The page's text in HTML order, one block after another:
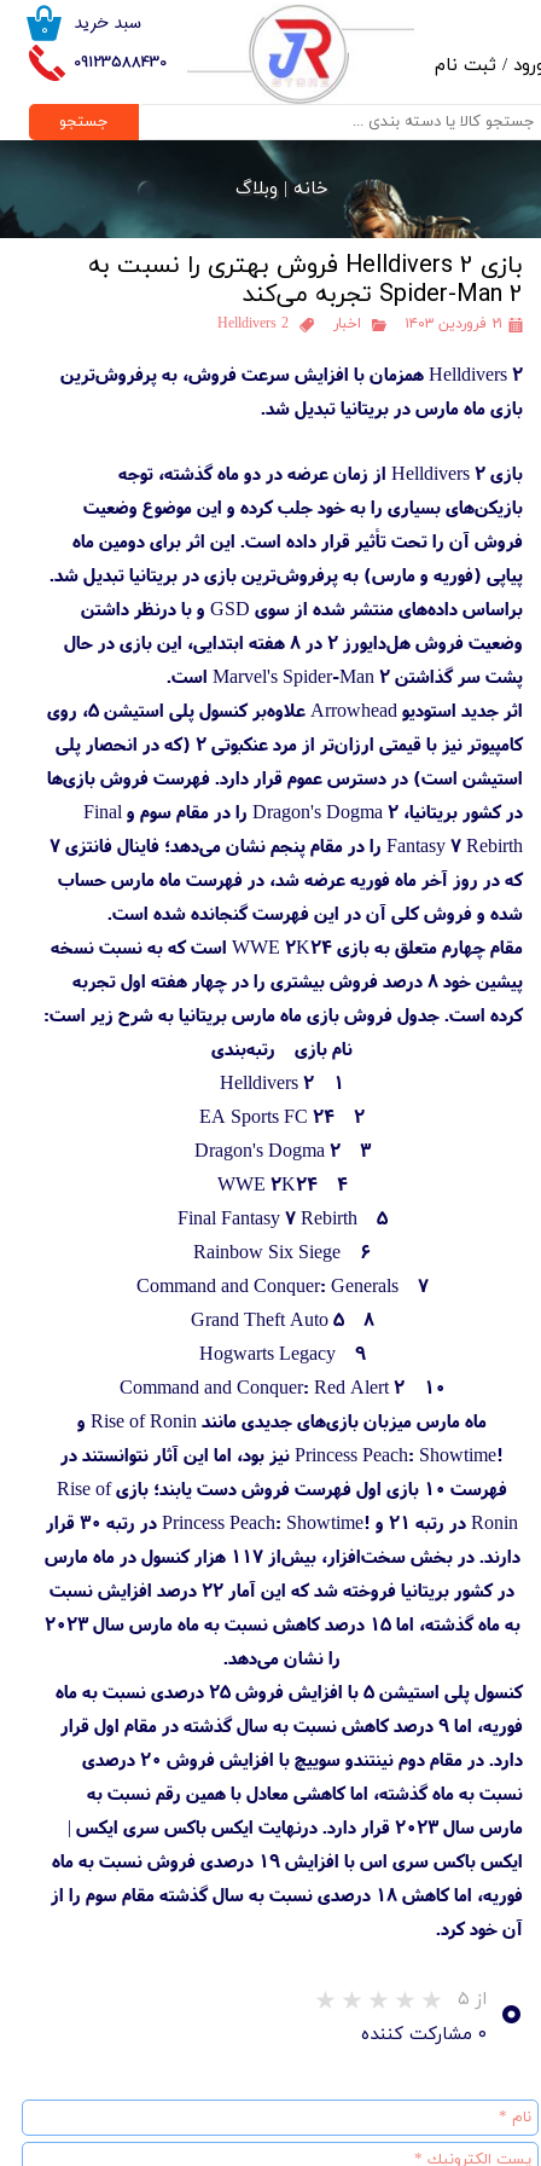
09123588430
۰ سبد خرید
/ ثبت نام
حساب کاربری من
تغییر گذر واژه
خروج از حساب کاربری
جستجو
خانه |وبلاگ
بازی Helldivers 2 فروش بهتری را نسبت به
Spider-Man 2 تجربه می‌کند
۲۱ فروردین ۱۴۰۳ اخبار Helldivers 2
Helldivers 2 همزمان با افزایش سرعت فروش، به پرفروش‌ترین
بازی ماه مارس در بریتانیا تبدیل شد.
بازی Helldivers 2‌ از زمان عرضه در دو ماه گذشته، توجه
بازیکن‌های بسیاری را به خود جلب کرده و این موضوع وضعیت
فروش آن را تحت تأثیر قرار داده است. این اثر برای دومین ماه
پیاپی (فوریه و مارس) به پرفروش‌ترین بازی در بریتانیا تبدیل شد.
براساس داده‌های منتشر شده از سوی GSD و با درنظر داشتن
وضعیت فروش هل‌دایورز ۲ در ۸ هفته ابتدایی، این بازی در حال
پشت‌ سر گذاشتن Marvel's Spider-Man 2 است.
اثر جدید استودیو Arrowhead علاوه‌بر کنسول پلی استیشن 5، روی
کامپیوتر نیز با قیمتی ارزان‌تر از مرد عنکبوتی ۲ (که در انحصار پلی
استیشن است) در دسترس عموم قرار دارد. فهرست فروش بازی‌ها
در کشور بریتانیا، Dragon's Dogma 2 را در مقام سوم و Final
Fantasy 7 Rebirth را در مقام پنجم نشان می‌دهد؛ فاینال فانتزی 7
که در روز آخر ماه فوریه عرضه شد، در فهرست ماه مارس حساب
شده و فروش کلی آن در این فهرست گنجانده شده است.
مقام چهارم متعلق به بازی WWE 2K24 است که به نسبت نسخه
پیشین خود ۸ درصد فروش بیشتری را در چهار هفته اول تجربه
کرده است. جدول فروش بازی ماه مارس بریتانیا به شرح زیر است:
نام بازی رتبه‌بندی
Helldivers 2 1
EA Sports FC 24 2
Dragon's Dogma 2 3
WWE 2K24 4
Final Fantasy 7 Rebirth 5
Rainbow Six Siege 6
Command and Conquer: Generals 7
Grand Theft Auto 5 8
Hogwarts Legacy 9
Command and Conquer: Red Alert 2 10
ماه مارس میزبان بازی‌های جدیدی مانند Rise of Ronin و
!Princess Peach: Showtime نیز بود، اما این آثار نتوانستند در
فهرست ۱۰ بازی اول فهرست فروش دست یابند؛ بازی Rise of
Ronin در رتبه ۲۱ و !Princess Peach: Showtime در رتبه ۳۰ قرار
دارند. در بخش سخت‌افزار، بیش‌از ۱۱۷ هزار کنسول در ماه مارس
در کشور بریتانیا فروخته شد که این آمار ۲۲ درصد افزایش نسبت
به ماه گذشته، اما ۱۵ درصد کاهش نسبت به ماه مارس سال ۲۰۲۳
را نشان می‌دهد.
کنسول پلی استیشن 5 با افزایش فروش ۲۵ درصدی نسبت به ماه
فوریه، اما ۹ درصد کاهش نسبت به سال گذشته در مقام اول قرار
دارد. در مقام دوم نینتندو سوییچ با افزایش فروش ۲۰ درصدی
نسبت به ماه گذشته، اما کاهشی معادل با همین رقم نسبت به
مارس سال ۲۰۲۳ قرار دارد. درنهایت ایکس باکس سری ایکس |
ایکس باکس سری اس با افزایش ۱۹ درصدی فروش نسبت به ماه
فوریه، اما کاهش ۱۸ درصدی نسبت به سال گذشته مقام سوم را از
آن خود کرد.
۰ از ۵
۰ مشارکت کننده